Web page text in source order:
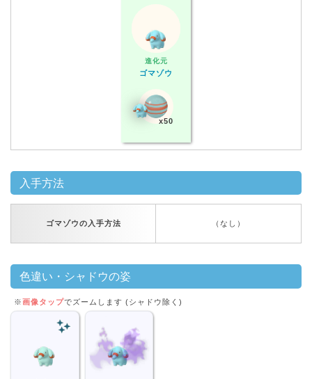
進化元
ゴマゾウ
x50
入手方法
ゴマゾウの入手方法 （なし）
色違い・シャドウの姿
※画像タップでズームします (シャドウ除く)